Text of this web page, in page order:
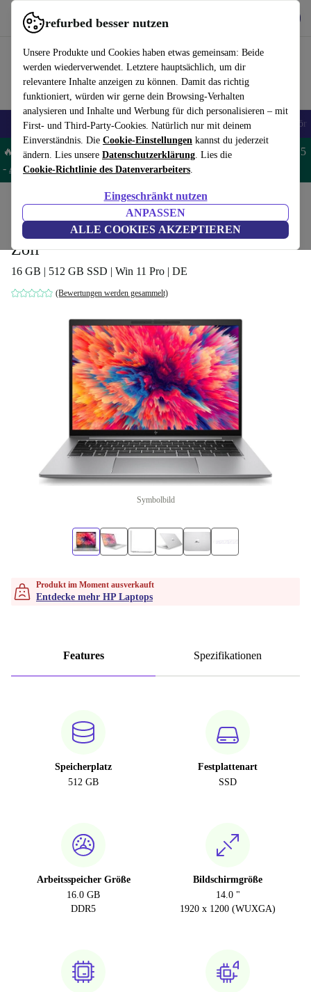
refurbed besser nutzen
Unsere Produkte und Cookies haben etwas gemeinsam: Beide
werden wiederverwendet. Letztere hauptsächlich, um dir
relevantere Inhalte anzeigen zu können. Damit das richtig
funktioniert, würden wir gerne dein Browsing-Verhalten
analysieren und Inhalte und Werbung für dich personalisieren – mit
First- und Third-Party-Cookies. Natürlich nur mit deinem
Einverständnis. Die Cookie-Einstellungen kannst du jederzeit
ändern. Lies unsere Datenschutzerklärung. Lies die
Cookie-Richtlinie des Datenverarbeiters.
Eingeschränkt nutzen
ANPASSEN
ALLE COOKIES AKZEPTIEREN
refurbed schnell und einfach nutzen
🎒 Back to school Handys Laptops Tablets Smartwatches Zubehör
🔥 Spare 5% EXTRA auf MacBooks und iPads – Code: MACPAD5
- AGB
Laptops HP Laptops
HP ZBook Firefly 14 G9 | i5-1235U | 14-
Zoll
16 GB | 512 GB SSD | Win 11 Pro | DE
(Bewertungen werden gesammelt)
Symbolbild
Produkt im Moment ausverkauft
Entdecke mehr HP Laptops
Features Spezifikationen
Speicherplatz
512 GB
Festplattenart
SSD
Arbeitsspeicher Größe
16.0 GB
DDR5
Bildschirmgröße
14.0 "
1920 x 1200 (WUXGA)